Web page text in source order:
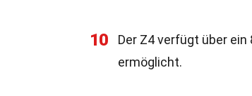
10
Der Z4 verfügt über
ermöglicht.